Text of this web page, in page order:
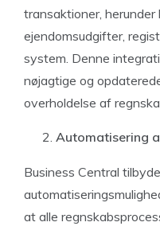
transaktioner,
ejendomsudgifter,
system. Denne
nøjagtige og
overholdelse af
Automatisering
Business Central
at alle